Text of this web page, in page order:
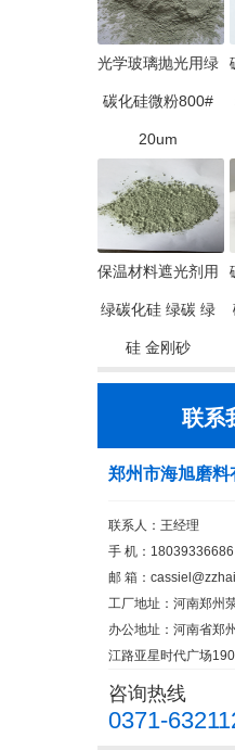
光学玻璃抛光用绿
碳化硅微粉800#
20um
保温材料遮光剂用
绿碳化硅 绿碳 绿
硅 金刚砂
联系
郑州市海旭磨料
联系人：王经理
手 机：18039336686
邮 箱：
工厂地址：河南郑州
办公地址：河南省郑
江路亚星时代广场
咨询热线
0371-